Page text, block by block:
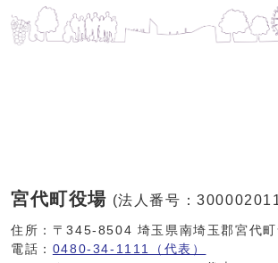
宮代町役場 (法人番号：
住所：〒345-8504 埼玉県南埼玉郡宮代
電話： 0480-34-1111（代表）